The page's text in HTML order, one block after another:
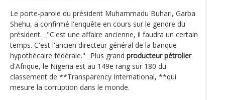
Le porte-parole du président Muhammadu Buhari, Garba
Shehu, a confirmé l'enquête en cours sur le gendre du
président. _"C'est une affaire ancienne, il faudra un certain
temps. C'est l'ancien directeur général de la banque
hypothécaire fédérale." _Plus grand producteur pétrolier
d'Afrique, le Nigeria est au 149e rang sur 180 du
classement de **Transparency International, **qui
mesure la corruption dans le monde.